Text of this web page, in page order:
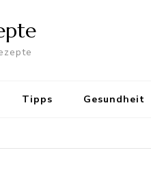
Tipps Gesundheit